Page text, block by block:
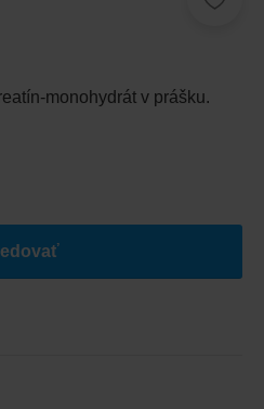
monohydrát v prášku.